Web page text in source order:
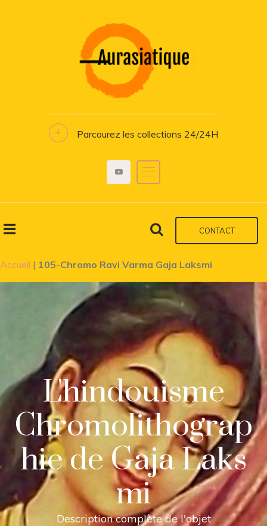
Parcourez les collections 24/24H
CONTACT
Accueil | 105-Chromo Ravi Varma Gaja Laksmi
L'hindouisme
Chromolithograp
hie de Gaja Laks
mi
Description complète de l'objet